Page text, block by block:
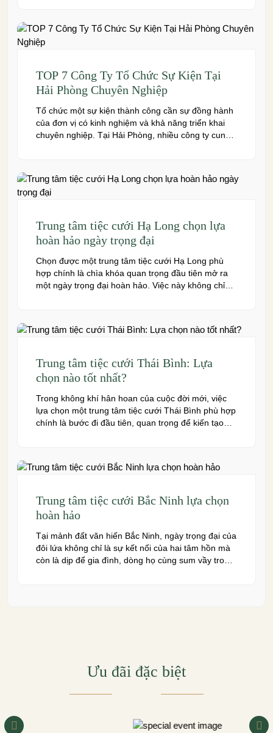
system, and dedicated event support to help
couples create a seamless and memorable […]
TOP 7 Công Ty Tổ Chức Sự Kiện Tại
Hải Phòng Chuyên Nghiệp
Tổ chức một sự kiện thành công cần sự đồng hành
của đơn vị có kinh nghiệm và khả năng triển khai
chuyên nghiệp. Tại Hải Phòng, nhiều công ty cung
Trung tâm tiệc cưới Hạ Long chọn lựa
hoàn hảo ngày trọng đại
Chọn được một trung tâm tiệc cưới Hạ Long phù
hợp chính là chìa khóa quan trọng đầu tiên mở ra
một ngày trọng đại hoàn hảo. Việc này không chỉ
Trung tâm tiệc cưới Thái Bình: Lựa
chọn nào tốt nhất?
Trong không khí hân hoan của cuộc đời mới, việc
lựa chọn một trung tâm tiệc cưới Thái Bình phù hợp
chính là bước đi đầu tiên, quan trọng để kiến tạo
Trung tâm tiệc cưới Bắc Ninh lựa chọn
hoàn hảo
Tại mảnh đất văn hiến Bắc Ninh, ngày trọng đại của
đôi lứa không chỉ là sự kết nối của hai tâm hồn mà
còn là dịp để gia đình, dòng họ cùng sum vầy trong
Ưu đãi đặc biệt